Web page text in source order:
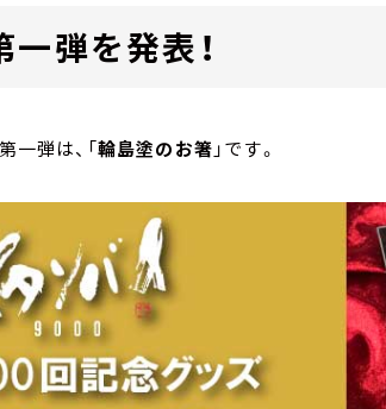
弾を発表！
弾は、「輪島塗のお箸 」です。